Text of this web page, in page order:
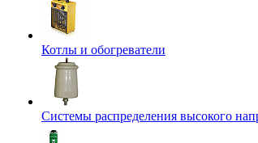
Котлы и обогреватели
Системы распределения высокого